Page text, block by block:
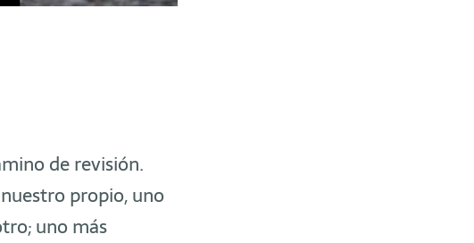
de revisión.
propio, uno
uno más